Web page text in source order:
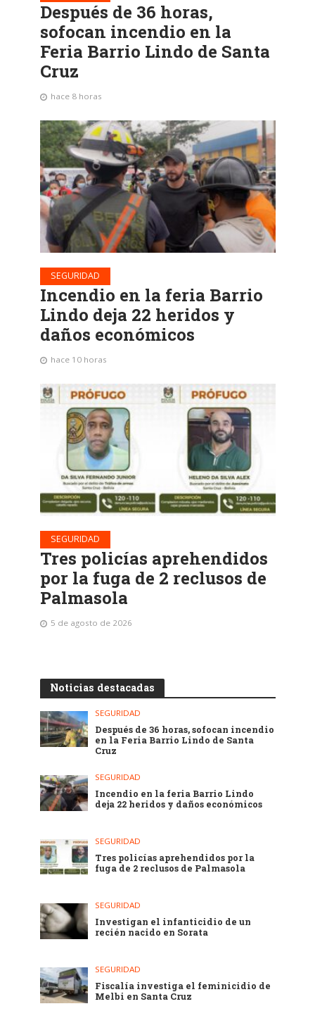
Después de 36 horas,
sofocan incendio en la
Feria Barrio Lindo de Santa
Cruz
hace 8 horas
SEGURIDAD
Incendio en la feria Barrio
Lindo deja 22 heridos y
daños económicos
hace 10 horas
SEGURIDAD
Tres policías aprehendidos
por la fuga de 2 reclusos de
Palmasola
5 de agosto de 2026
Noticias destacadas
SEGURIDAD
Después de 36 horas, sofocan incendio
en la Feria Barrio Lindo de Santa
Cruz
SEGURIDAD
Incendio en la feria Barrio Lindo
deja 22 heridos y daños económicos
SEGURIDAD
Tres policías aprehendidos por la
fuga de 2 reclusos de Palmasola
SEGURIDAD
Investigan el infanticidio de un
recién nacido en Sorata
SEGURIDAD
Fiscalía investiga el feminicidio de
Melbi en Santa Cruz